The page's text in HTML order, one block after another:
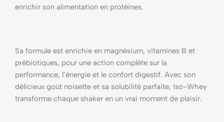
enrichir son alimentation en protéines.
Sa formule est enrichie en magnésium, vitamines B et
prébiotiques, pour une action complète sur la
performance, l’énergie et le confort digestif. Avec son
délicieux goût noisette et sa solubilité parfaite, Iso-Whey
transforme chaque shaker en un vrai moment de plaisir.